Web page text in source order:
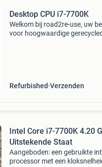
Desktop CPU i7-7700K
Welkom bij road2re-use, uw
voor hoogwaardige
Refurbished Verzenden
Intel Core i7-7700K 4.20
Uitstekende Staat
Aangeboden: een gebruikte
processor met een